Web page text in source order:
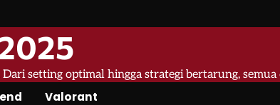
setting optimal hingga strategi bertarung, semua
Valorant